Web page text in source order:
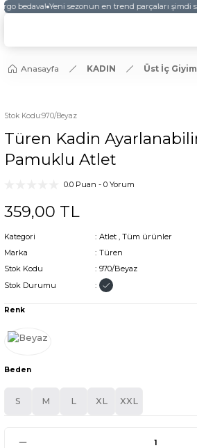
bedava! Yeni sezonun en trend parçaları şimdi
Anasayfa KADIN Üst İç Giyim
Stok Kodu:970/Beyaz
Türen Kadin
Pamuklu Atlet
0.0 Puan - 0 Yorum
359,00 TL
Kategori Atlet , Tüm ürünler
Marka
Türen
Stok Kodu
970/Beyaz
Stok Durumu
Renk
Beden
S M L XL XXL